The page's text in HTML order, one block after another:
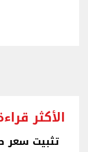
الأكثر
تثبيت سعر